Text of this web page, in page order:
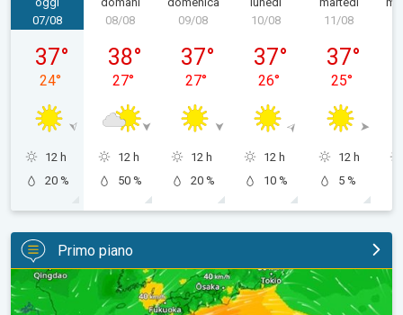
venerdì 07/08
07/08
37°
24°
12 h
20 %
08/08
38°
27°
12 h
50 %
domenica 09/08
09/08
37°
27°
12 h
20 %
10/08
37°
26°
12 h
10 %
11/08
37°
25°
12 h
5 %
Primo piano
Tifone verso il Giappone. Cronaca Estera. . .